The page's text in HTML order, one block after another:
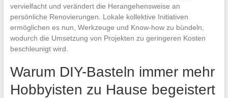
vervielfacht und verändert die Herangehensweise an
persönliche Renovierungen. Lokale kollektive Initiativen
ermöglichen es nun, Werkzeuge und Know-how zu bündeln,
wodurch die Umsetzung von Projekten zu geringeren Kosten
beschleunigt wird.
Warum DIY-Basteln immer mehr
Hobbyisten zu Hause begeistert